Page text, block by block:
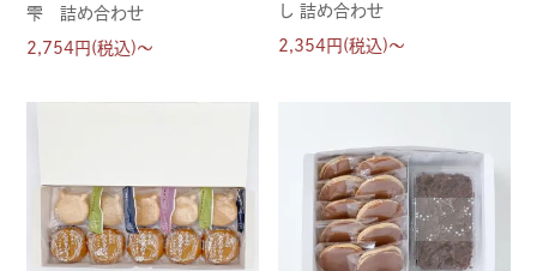
雫 詰め合わせ
2,754円(税込)～
し 詰め合わせ
2,354円(税込)～